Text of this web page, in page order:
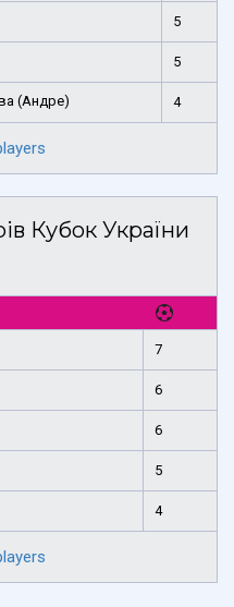
5
5
(Андре) 4
Кубок України
7
6
6
5
4